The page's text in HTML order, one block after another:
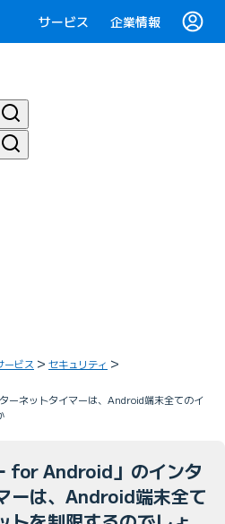
サービス 企業情報
ービス
セキュリティ
ーネットタイマーは、Android端末全てのイ
for Android」のインタ
ーは、Android端末全て